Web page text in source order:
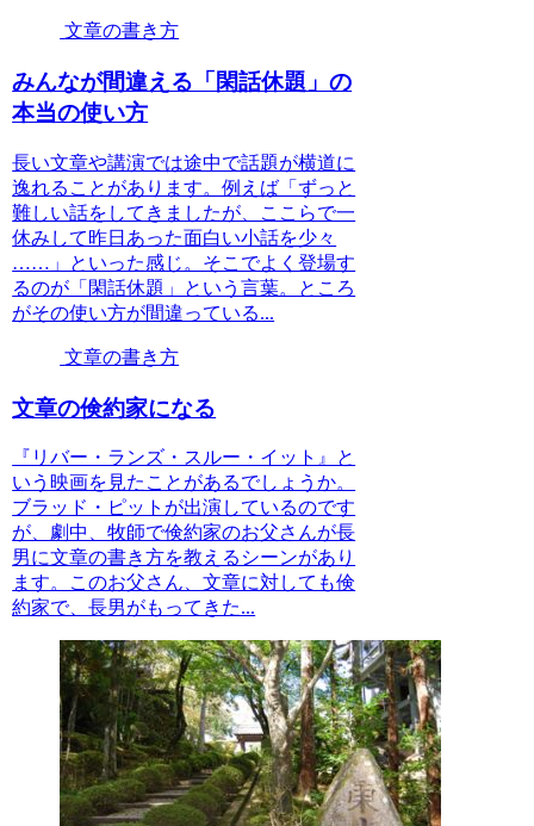
文章の書き方
みんなが間違える「閑話休題」の
本当の使い方
長い文章や講演では途中で話題が横道に
逸れることがあります。例えば「ずっと
難しい話をしてきましたが、ここらで一
休みして昨日あった面白い小話を少々
……」といった感じ。そこでよく登場す
るのが「閑話休題」という言葉。ところ
がその使い方が間違っている...
文章の書き方
文章の倹約家になる
『リバー・ランズ・スルー・イット』と
いう映画を見たことがあるでしょうか。
ブラッド・ピットが出演しているのです
が、劇中、牧師で倹約家のお父さんが長
男に文章の書き方を教えるシーンがあり
ます。このお父さん、文章に対しても倹
約家で、長男がもってきた...